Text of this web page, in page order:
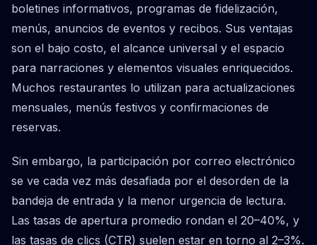
boletines informativos, programas de fidelización,
menús, anuncios de eventos y recibos. Sus ventajas
son el bajo costo, el alcance universal y el espacio
para narraciones y elementos visuales enriquecidos.
Muchos restaurantes lo utilizan para actualizaciones
mensuales, menús festivos y confirmaciones de
reservas.
Sin embargo, la participación por correo electrónico
se ve cada vez más desafiada por el desorden de la
bandeja de entrada y la menor urgencia de lectura.
Las tasas de apertura promedio rondan el 20–40%, y
las tasas de clics (CTR) suelen estar en torno al 2–3%.